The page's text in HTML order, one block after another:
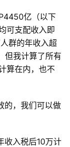
亿（以下
可支配收入即
群的年收入超
但我计算了所有
算在内，也不
的，我们可以做
收入税后10万计